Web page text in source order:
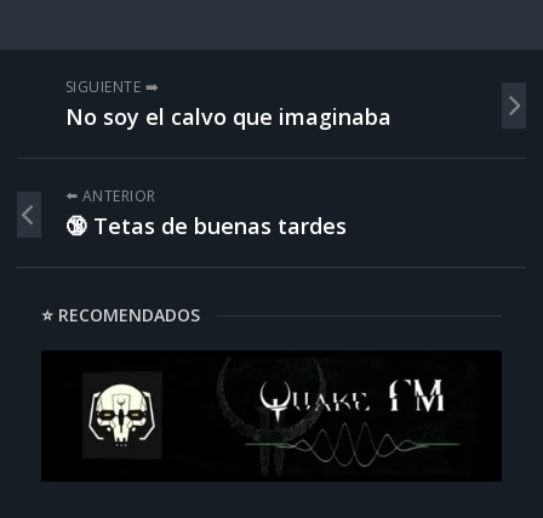
SIGUIENTE ➡️
No soy el calvo que imaginaba
⬅️ ANTERIOR
🔞 Tetas de buenas tardes
⭐ RECOMENDADOS